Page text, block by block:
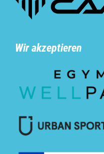
Wir akzeptieren